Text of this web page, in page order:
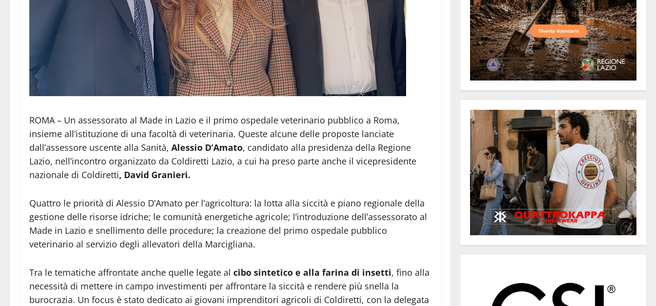
ROMA – Un assessorato al Made in Lazio e il primo ospedale veterinario pubblico a Roma,
insieme all’istituzione di una facoltà di veterinaria. Queste alcune delle proposte lanciate
dall’assessore uscente alla Sanità, Alessio D’Amato, candidato alla presidenza della Regione
Lazio, nell’incontro organizzato da Coldiretti Lazio, a cui ha preso parte anche il vicepresidente
nazionale di Coldiretti, David Granieri.
Quattro le priorità di Alessio D’Amato per l’agricoltura: la lotta alla siccità e piano regionale della
gestione delle risorse idriche; le comunità energetiche agricole; l’introduzione dell’assessorato al
Made in Lazio e snellimento delle procedure; la creazione del primo ospedale pubblico
veterinario al servizio degli allevatori della Marcigliana.
Tra le tematiche affrontate anche quelle legate al cibo sintetico e alla farina di insetti, fino alla
necessità di mettere in campo investimenti per affrontare la siccità e rendere più snella la
burocrazia. Un focus è stato dedicato ai giovani imprenditori agricoli di Coldiretti, con la delegata